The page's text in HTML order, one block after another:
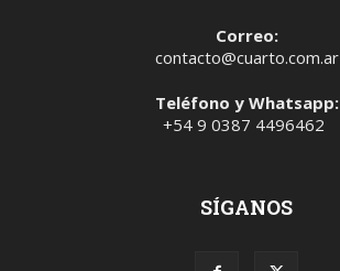
Correo:
contacto@cuarto.com.ar
Teléfono y Whatsapp:
+54 9 0387 4496462
SÍGANOS